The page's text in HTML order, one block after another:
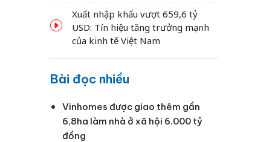
Xuất nhập khẩu vượt 659,6 tỷ
USD: Tín hiệu tăng trưởng mạnh
của kinh tế Việt Nam
Bài đọc nhiều
Vinhomes được giao thêm gần
6,8ha làm nhà ở xã hội 6.000 tỷ
đồng